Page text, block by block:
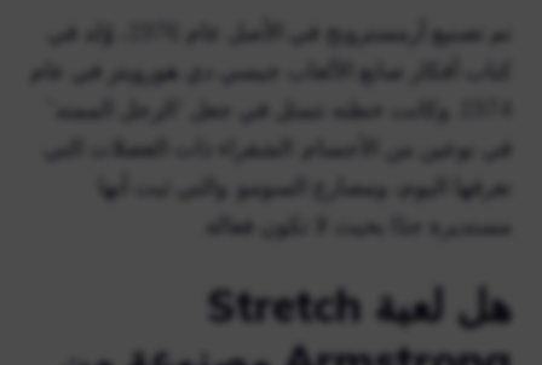
تم تصنيع آرمسترونج في الأصل عام 1976، وُلد في
كتاب أفكار صانع الألعاب جيسي دي هورويتز في عام
1974. وكانت خطته تتمثل في جعل “الرجل الممتد”
في نوعين من الأجسام: الشقراء ذات العضلات التي
نعرفها اليوم، ومصارع السومو. والتي ثبت أنها
مستديرة جدًا بحيث لا تكون فعالة.
هل لعبة Stretch